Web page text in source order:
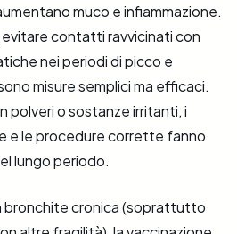
muco e infiammazione.
evitare contatti ravvicinati con
nei periodi di picco e
misure semplici ma efficaci.
polveri o sostanze irritanti, i
e le procedure corrette fanno
lungo periodo.
bronchite cronica (soprattutto